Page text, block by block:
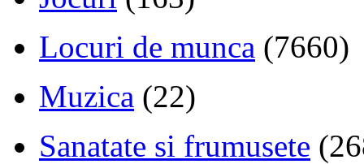
Locuri de munca (7660)
Muzica (22)
Sanatate si frumusete